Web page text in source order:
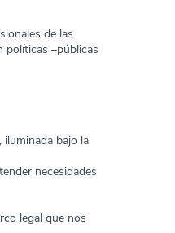
de las
políticas –públicas
bajo la
necesidades
legal que nos